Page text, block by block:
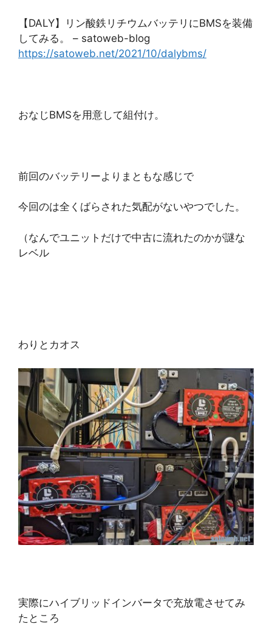
【DALY】リン酸鉄リチウムバッテリにBMSを装備
してみる。 – satoweb-blog
https://satoweb.net/2021/10/dalybms/
おなじBMSを用意して組付け。
前回のバッテリーよりまともな感じで
今回のは全くばらされた気配がないやつでした。
（なんでユニットだけで中古に流れたのかが謎な
レベル
わりとカオス
実際にハイブリッドインバータで充放電させてみ
たところ